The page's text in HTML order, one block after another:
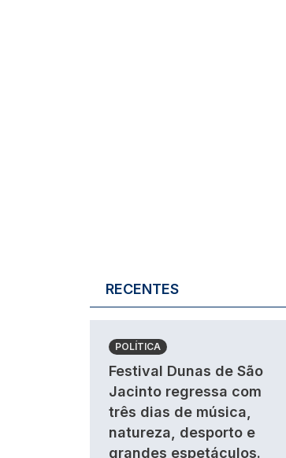
RECENTES
POLÍTICA
Festival Dunas de São
Jacinto regressa com
três dias de música,
natureza, desporto e
grandes espetáculos.